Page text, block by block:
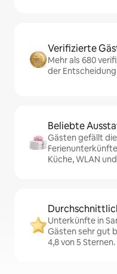
Verifizierte
Mehr als 680
der
Beliebte
Gästen gefällt
Küche, WLAN
Unterkünfte in
Gästen sehr gut
4,8 von 5 Sternen.